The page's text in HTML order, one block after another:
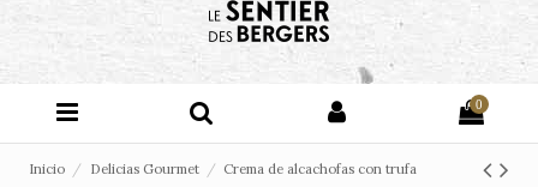
0
Inicio Delicias Gourmet Crema de alcachofas con trufa